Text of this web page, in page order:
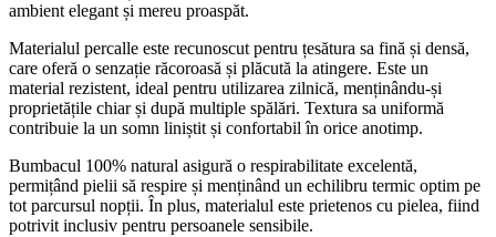
ambient elegant și mereu proaspăt.
Materialul percalle este recunoscut pentru țesătura sa fină și densă,
care oferă o senzație răcoroasă și plăcută la atingere. Este un
material rezistent, ideal pentru utilizarea zilnică, menținându-și
proprietățile chiar și după multiple spălări. Textura sa uniformă
contribuie la un somn liniștit și confortabil în orice anotimp.
Bumbacul 100% natural asigură o respirabilitate excelentă,
permițând pielii să respire și menținând un echilibru termic optim pe
tot parcursul nopții. În plus, materialul este prietenos cu pielea, fiind
potrivit inclusiv pentru persoanele sensibile.